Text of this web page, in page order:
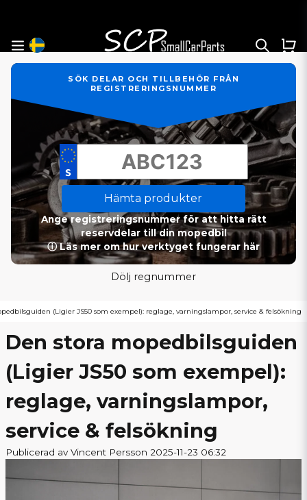
SÖK DELAR OCH TILLBEHÖR FRÅN
REGISTRERINGSNUMMER
Hämta produkter
Ange registreringsnummer för att hitta rätt
reservdelar till din mopedbil
ⓘ Läs mer om hur verktyget fungerar här
Dölj regnummer
(Ligier JS50 som exempel): reglage, varningslampor, service & felsökning
Den stora mopedbilsguiden
(Ligier JS50 som exempel):
reglage, varningslampor,
service & felsökning
Publicerad av Vincent Persson 2025-11-23 06:32